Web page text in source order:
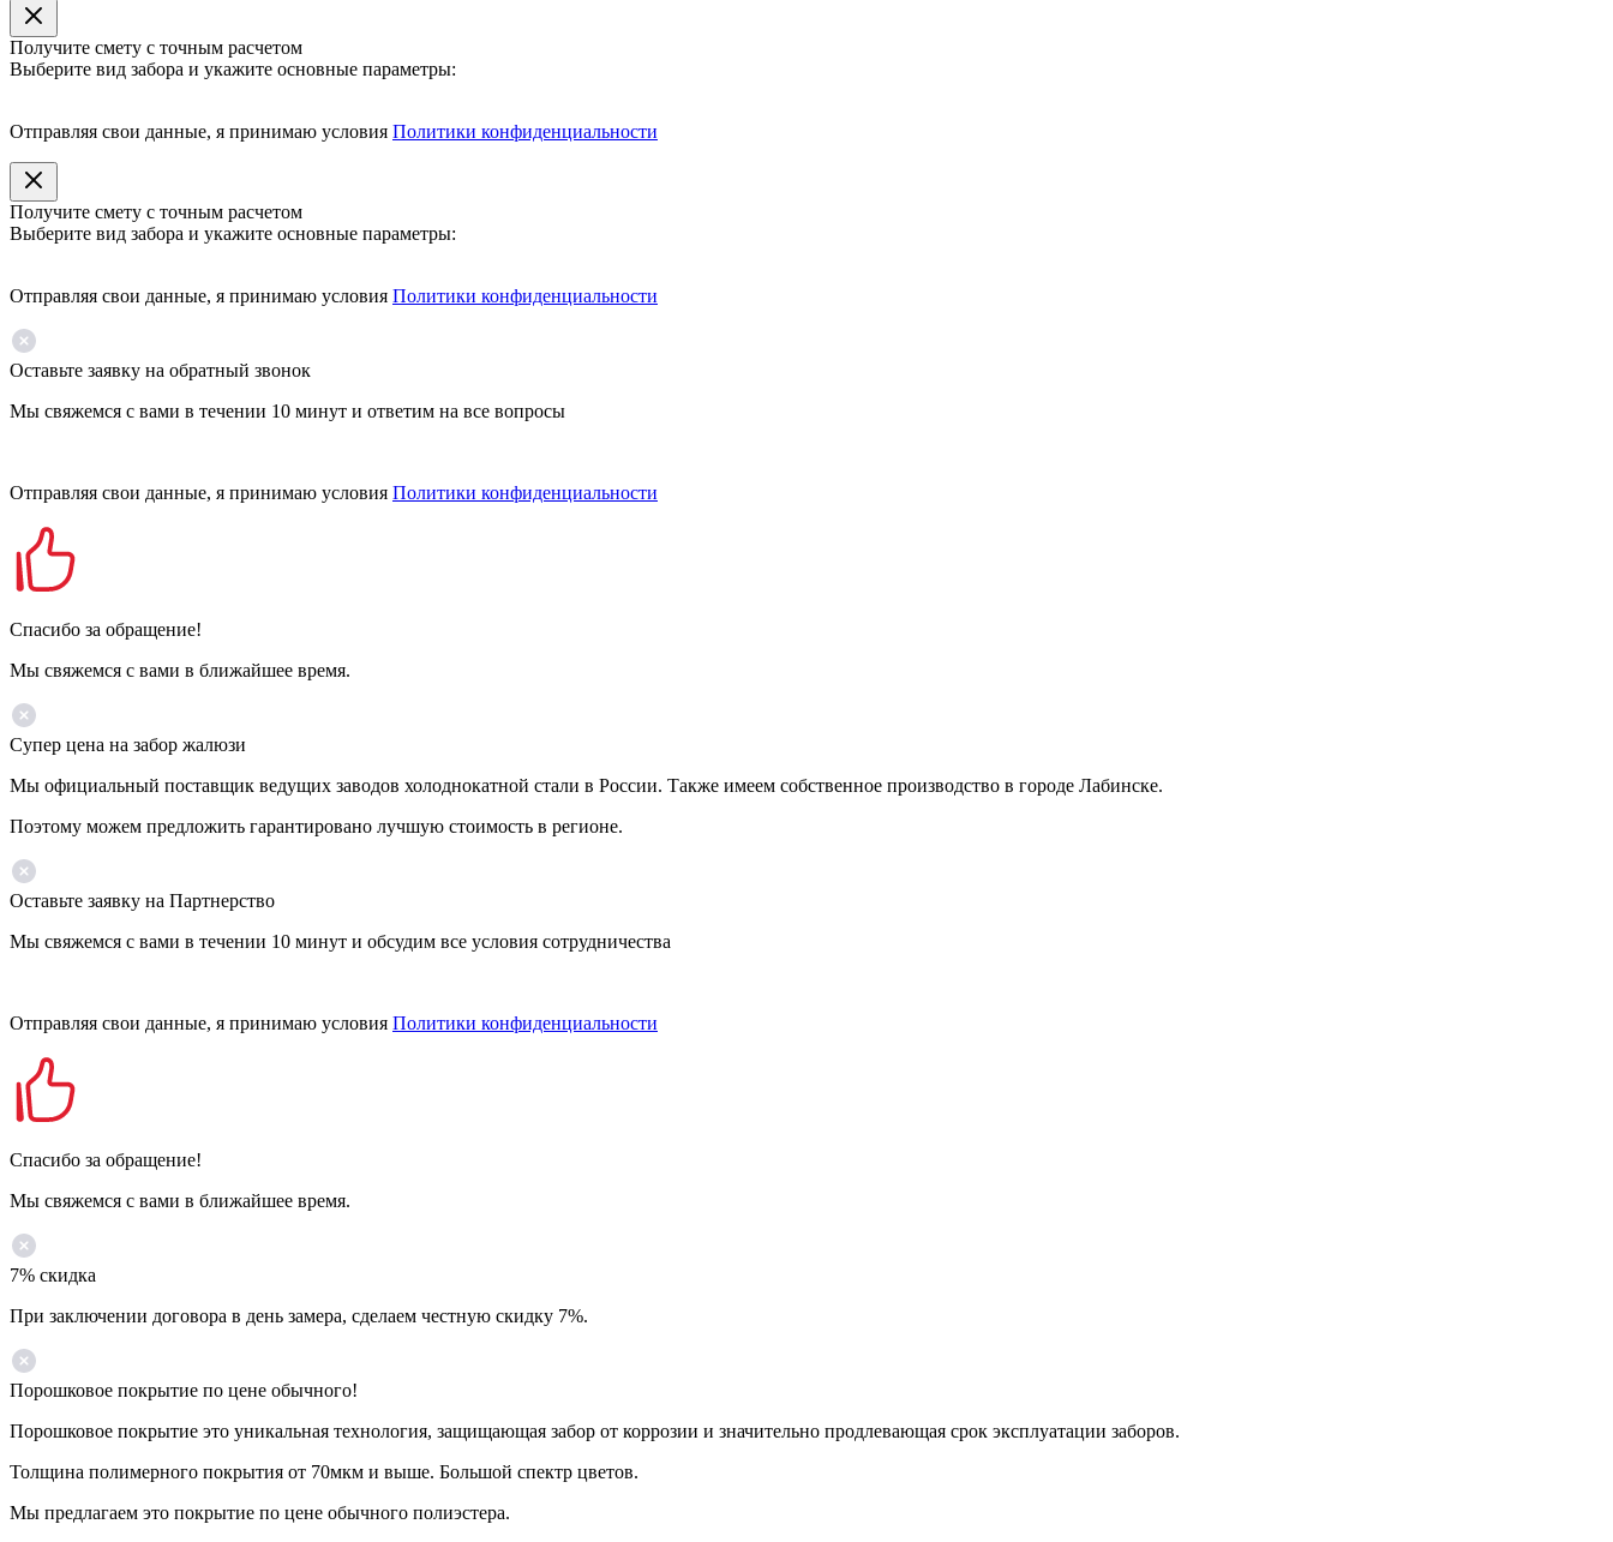
Получите смету с точным расчетом
Выберите вид забора и укажите основные параметры:
Отправляя свои данные, я принимаю условия Политики конфиденциальности
Получите смету с точным расчетом
Выберите вид забора и укажите основные параметры:
Отправляя свои данные, я принимаю условия Политики конфиденциальности
Оставьте заявку на обратный звонок
Мы свяжемся с вами в течении 10 минут и ответим на все вопросы
Отправляя свои данные, я принимаю условия Политики конфиденциальности
Спасибо за обращение!
Мы свяжемся с вами в ближайшее время.
Супер цена на забор жалюзи
Мы официальный поставщик ведущих заводов холоднокатной стали в России. Также имеем собственное производство в городе Лабинске.
Поэтому можем предложить гарантировано лучшую стоимость в регионе.
Оставьте заявку на Партнерство
Мы свяжемся с вами в течении 10 минут и обсудим все условия сотрудничества
Отправляя свои данные, я принимаю условия Политики конфиденциальности
Спасибо за обращение!
Мы свяжемся с вами в ближайшее время.
7% скидка
При заключении договора в день замера, сделаем честную скидку 7%.
Порошковое покрытие по цене обычного!
Порошковое покрытие это уникальная технология, защищающая забор от коррозии и значительно продлевающая срок эксплуатации заборов.
Толщина полимерного покрытия от 70мкм и выше. Большой спектр цветов.
Мы предлагаем это покрытие по цене обычного полиэстера.